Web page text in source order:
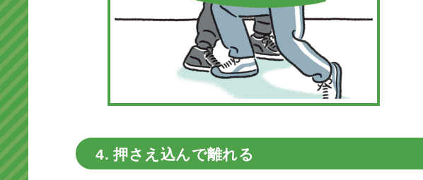
4. 押さえ込んで離れる